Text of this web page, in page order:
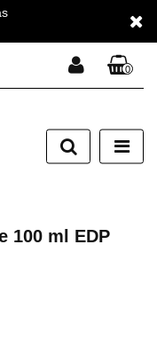
Zarejestruj się
zgłoszenie
0
100 ml EDP